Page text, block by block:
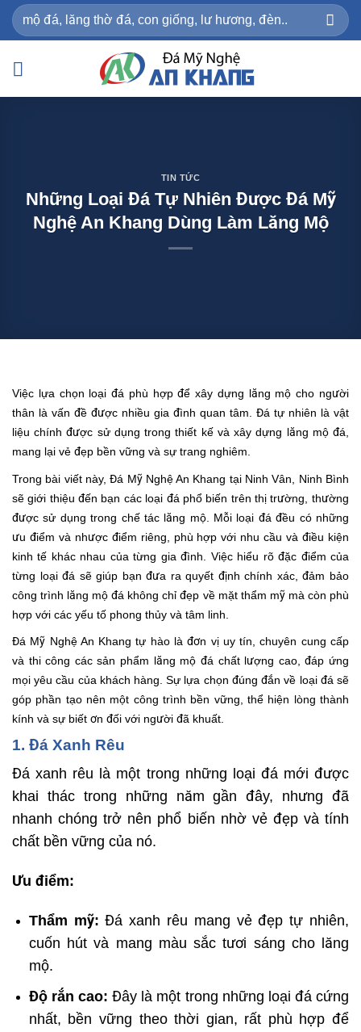
Bỏ
qua
Tìm
kiếm:
TIN TỨC
Những Loại Đá Tự Nhiên Được Đá Mỹ
Nghệ An Khang Dùng Làm Lăng Mộ
Việc lựa chọn loại đá phù hợp để xây dựng lăng mộ cho người
thân là vấn đề được nhiều gia đình quan tâm. Đá tự nhiên là vật
liệu chính được sử dụng trong thiết kế và xây dựng lăng mộ đá,
mang lại vẻ đẹp bền vững và sự trang nghiêm.
Trong bài viết này,Đá Mỹ Nghệ An Khang tại Ninh Vân, Ninh Bình
sẽ giới thiệu đến bạn các loại đá phổ biến trên thị trường, thường
được sử dụng trong chế tác lăng mộ. Mỗi loại đá đều có những
ưu điểm và nhược điểm riêng, phù hợp với nhu cầu và điều kiện
kinh tế khác nhau của từng gia đình. Việc hiểu rõ đặc điểm của
từng loại đá sẽ giúp bạn đưa ra quyết định chính xác, đảm bảo
công trình lăng mộ đá không chỉ đẹp về mặt thẩm mỹ mà còn phù
hợp với các yếu tố phong thủy và tâm linh.
Đá Mỹ Nghệ An Khang tự hào là đơn vị uy tín, chuyên cung cấp
và thi công các sản phẩm lăng mộ đá chất lượng cao, đáp ứng
mọi yêu cầu của khách hàng. Sự lựa chọn đúng đắn về loại đá sẽ
góp phần tạo nên một công trình bền vững, thể hiện lòng thành
kính và sự biết ơn đối với người đã khuất.
1. Đá Xanh Rêu
Đá xanh rêu là một trong những loại đá mới được
khai thác trong những năm gần đây, nhưng đã
nhanh chóng trở nên phổ biến nhờ vẻ đẹp và tính
chất bền vững của nó.
Ưu điểm:
Thẩm mỹ: Đá xanh rêu mang vẻ đẹp tự nhiên,
cuốn hút và mang màu sắc tươi sáng cho lăng
mộ.
Độ rắn cao: Đây là một trong những loại đá cứng
nhất, bền vững theo thời gian, rất phù hợp để